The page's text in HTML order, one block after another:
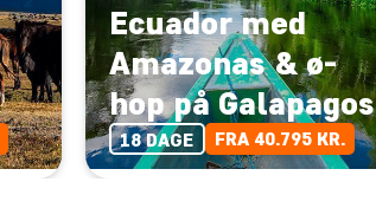
Ecuador med
Amazonas & ø-
hop på Galapagos
18 DAGE FRA 40.795 KR.